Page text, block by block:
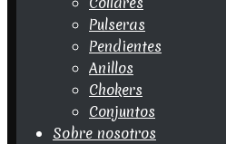
Pulseras
Pendientes
Anillos
Chokers
Conjuntos
Sobre nosotros